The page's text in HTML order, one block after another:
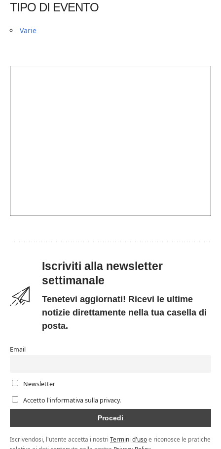
TIPO DI EVENTO
Varie
Iscriviti alla newsletter
settimanale
Tenetevi aggiornati! Ricevi le ultime
notizie direttamente nella tua casella di
posta.
Email
Newsletter
Accetto l'informativa sulla privacy.
Iscrivendosi, l'utente accetta i nostri Termini d'usoe riconosce le pratiche